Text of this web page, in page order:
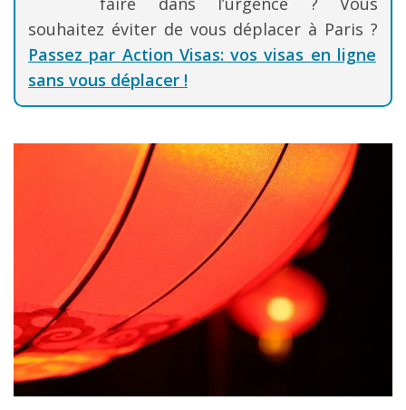
souhaitez éviter de vous déplacer à Paris ?
Passez par Action Visas: vos visas en ligne
sans vous déplacer !